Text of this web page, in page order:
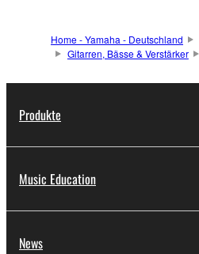
use.
Home - Yamaha - Deutschland
Gitarren, Bässe & Verstärker
Produkte
Music Education
News